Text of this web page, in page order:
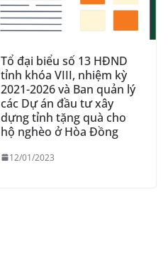
Tổ đại biểu số 13 HĐND
tỉnh khóa VIII, nhiệm kỳ
2021-2026 và Ban quản lý
các Dự án đầu tư xây
dựng tỉnh tặng quà cho
hộ nghèo ở Hòa Đồng
12/01/2023